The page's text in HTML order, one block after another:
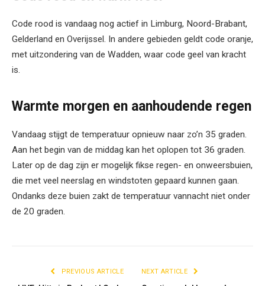
Code rood is vandaag nog actief in Limburg, Noord-Brabant,
Gelderland en Overijssel. In andere gebieden geldt code oranje,
met uitzondering van de Wadden, waar code geel van kracht
is.
Warmte morgen en aanhoudende regen
Vandaag stijgt de temperatuur opnieuw naar zo’n 35 graden.
Aan het begin van de middag kan het oplopen tot 36 graden.
Later op de dag zijn er mogelijk fikse regen- en onweersbuien,
die met veel neerslag en windstoten gepaard kunnen gaan.
Ondanks deze buien zakt de temperatuur vannacht niet onder
de 20 graden.
PREVIOUS ARTICLE NEXT ARTICLE